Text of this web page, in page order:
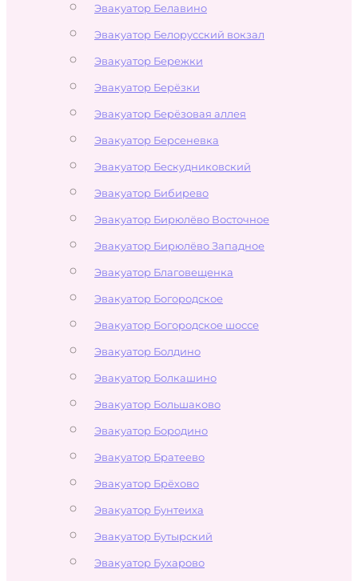
Эвакуатор Белавино
Эвакуатор Белорусский вокзал
Эвакуатор Бережки
Эвакуатор Берёзки
Эвакуатор Берёзовая аллея
Эвакуатор Берсеневка
Эвакуатор Бескудниковский
Эвакуатор Бибирево
Эвакуатор Бирюлёво Восточное
Эвакуатор Бирюлёво Западное
Эвакуатор Благовещенка
Эвакуатор Богородское
Эвакуатор Богородское шоссе
Эвакуатор Болдино
Эвакуатор Болкашино
Эвакуатор Большаково
Эвакуатор Бородино
Эвакуатор Братеево
Эвакуатор Брёхово
Эвакуатор Бунтеиха
Эвакуатор Бутырский
Эвакуатор Бухарово